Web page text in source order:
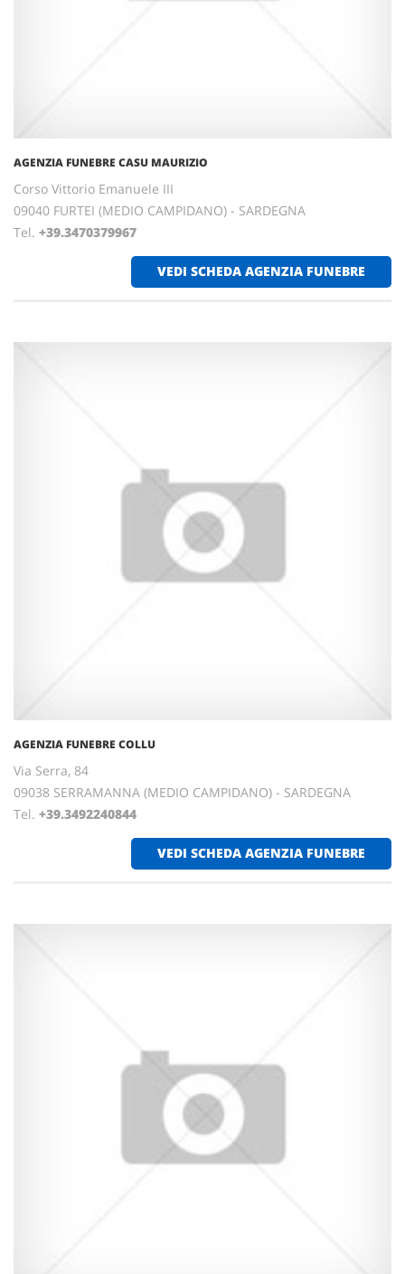
AGENZIA FUNEBRE CASU MAURIZIO
Corso Vittorio Emanuele III
09040 FURTEI (MEDIO CAMPIDANO) - SARDEGNA
Tel. +39.3470379967
VEDI SCHEDA AGENZIA FUNEBRE
AGENZIA FUNEBRE COLLU
Via Serra, 84
09038 SERRAMANNA (MEDIO CAMPIDANO) - SARDEGNA
Tel. +39.3492240844
VEDI SCHEDA AGENZIA FUNEBRE